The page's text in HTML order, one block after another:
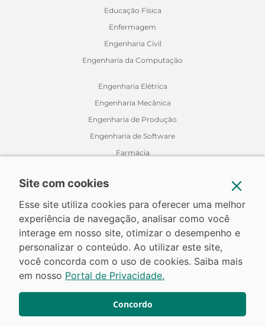
Educação Física
Enfermagem
Engenharia Civil
Engenharia da Computação
Engenharia Elétrica
Engenharia Mecânica
Engenharia de Produção
Engenharia de Software
Farmácia
Medicina Veterinária
Nutrição
Odontologia
Relações Internacionais
Site com cookies
Esse site utiliza cookies para oferecer uma melhor
experiência de navegação, analisar como você
interage em nosso site, otimizar o desempenho e
personalizar o conteúdo. Ao utilizar este site,
você concorda com o uso de cookies. Saiba mais
em nosso Portal de Privacidade.
Concordo